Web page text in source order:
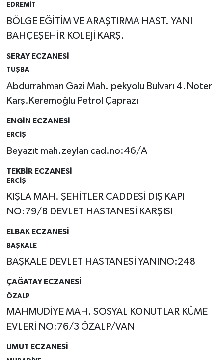
EDREMİT
BÖLGE EĞİTİM VE ARAŞTIRMA HAST. YANI
BAHÇEŞEHİR KOLEJİ KARŞ.
SERAY ECZANESİ
TUŞBA
Abdurrahman Gazi Mah.İpekyolu Bulvarı 4.Noter
Karş.Keremoğlu Petrol Çaprazı
ENGİN ECZANESİ
ERCİŞ
Beyazıt mah.zeylan cad.no:46/A
TEKBİR ECZANESİ
ERCİŞ
KIŞLA MAH. ŞEHİTLER CADDESİ DIŞ KAPI
NO:79/B DEVLET HASTANESİ KARŞISI
ELBAK ECZANESİ
BAŞKALE
BAŞKALE DEVLET HASTANESİ YANINO:248
ÇAĞATAY ECZANESİ
ÖZALP
MAHMUDİYE MAH. SOSYAL KONUTLAR KÜME
EVLERİ NO:76/3 ÖZALP/VAN
UMUT ECZANESİ